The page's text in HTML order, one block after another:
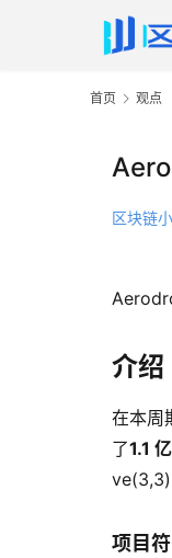
首页 观点
区块链
介绍
在本周
了1.1
ve(3,3)
项目